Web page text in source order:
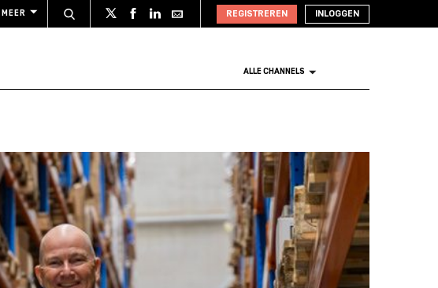
MEER REGISTREREN INLOGGEN
ALLE CHANNELS